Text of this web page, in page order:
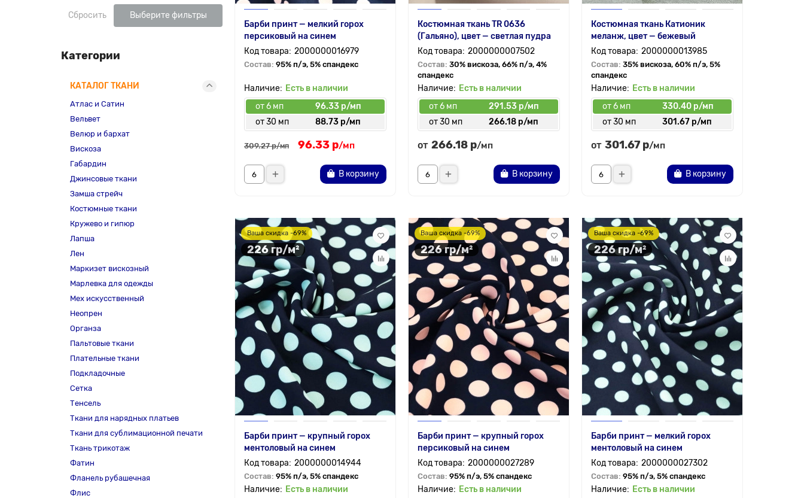
Сбросить Выберите фильтры
Категории
КАТАЛОГ ТКАНИ
Атлас и Сатин
Вельвет
Велюр и бархат
Вискоза
Габардин
Джинсовые ткани
Замша стрейч
Костюмные ткани
Кружево и гипюр
Лапша
Лен
Маркизет вискозный
Марлевка для одежды
Мех искусственный
Неопрен
Органза
Пальтовые ткани
Плательные ткани
Подкладочные
Сетка
Тенсель
Ткани для нарядных платьев
Ткани для сублимационной печати
Ткань трикотаж
Фатин
Фланель рубашечная
Флис
Барби принт — мелкий горох
персиковый на синем
2000000016979
Состав: 95% п/э, 5% спандекс
Есть в наличии
от 6 мп
96.33 р/мп
от 30 мп
88.73 р/мп
309.27 р/мп 96.33 р/мп
В корзину
Костюмная ткань TR 0636
(Гальяно), цвет — светлая пудра
2000000007502
Состав: 30% вискоза, 66% п/э, 4%
спандекс
Есть в наличии
от 6 мп
291.53 р/мп
от 30 мп
266.18 р/мп
от 266.18 р/мп
В корзину
Костюмная ткань Катионик
меланж, цвет — бежевый
2000000013985
Состав: 35% вискоза, 60% п/э, 5%
спандекс
Есть в наличии
от 6 мп
330.40 р/мп
от 30 мп
301.67 р/мп
от 301.67 р/мп
В корзину
Ваша скидка -69%
226 гр/м²
Барби принт — крупный горох
ментоловый на синем
2000000014944
Состав: 95% п/э, 5% спандекс
Есть в наличии
Ваша скидка -69%
226 гр/м²
Барби принт — крупный горох
персиковый на синем
2000000027289
Состав: 95% п/э, 5% спандекс
Есть в наличии
Ваша скидка -69%
226 гр/м²
Барби принт — мелкий горох
ментоловый на синем
2000000027302
Состав: 95% п/э, 5% спандекс
Есть в наличии